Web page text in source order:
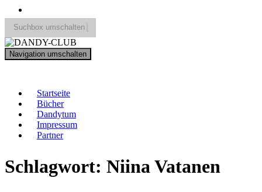
Suchbox umschalten
Search
for:
Navigation umschalten
Startseite
Bücher
Dandytum
Impressum
Partner
Schlagwort: Niina Vatanen